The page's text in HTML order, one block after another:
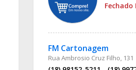
Fechado
FM Cartonagem
Rua Ambrosio Cruz Filho, 131